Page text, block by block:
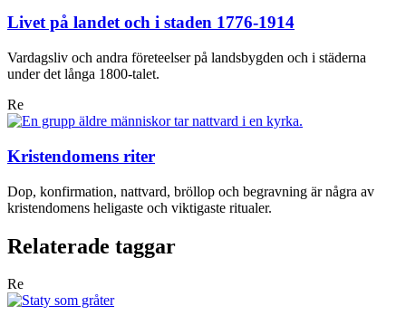
Livet på landet och i staden 1776-1914
Vardagsliv och andra företeelser på landsbygden och i städerna
under det långa 1800-talet.
Re
Kristendomens riter
Dop, konfirmation, nattvard, bröllop och begravning är några av
kristendomens heligaste och viktigaste ritualer.
Relaterade taggar
Re